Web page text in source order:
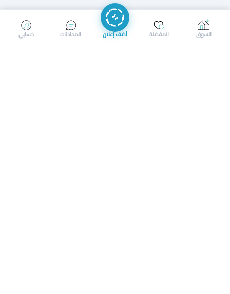
إرسال رسالة إجراء مكالمة
حسابي المحادثات أضف إعلان المفضلة السوق